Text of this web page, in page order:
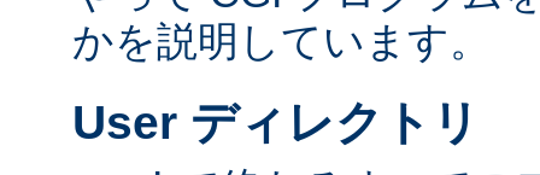
かを説明しています。
User ディレクトリ